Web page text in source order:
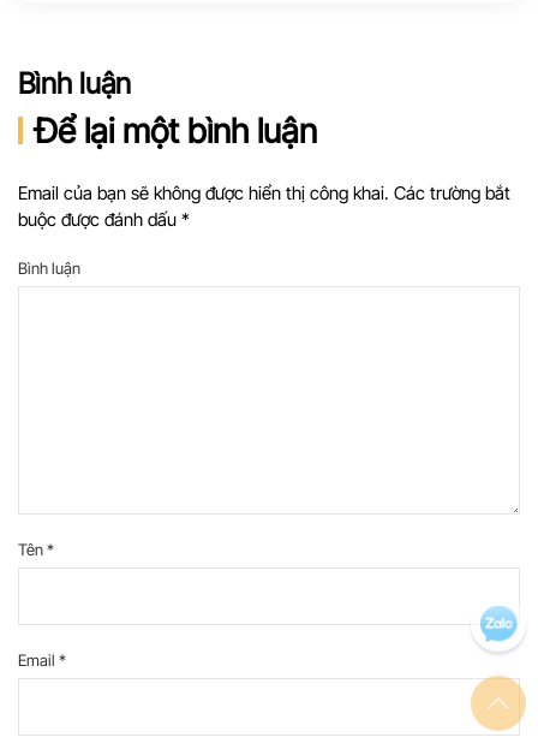
Bình luận
Để lại một bình luận
Email của bạn sẽ không được hiển thị công khai. Các trường bắt
buộc được đánh dấu *
Bình luận
Tên*
Email *